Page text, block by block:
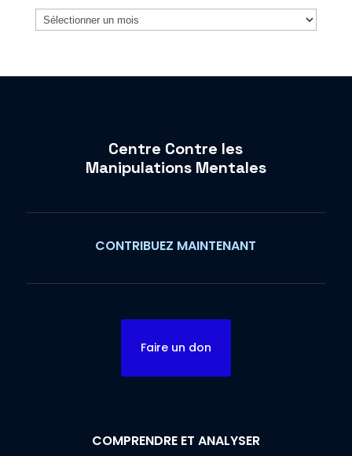
Archives
Centre Contre les
Manipulations Mentales
CONTRIBUEZ MAINTENANT
Faire un don
COMPRENDRE ET ANALYSER